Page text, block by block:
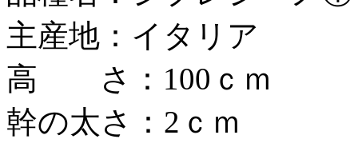
主産地：イタリア
高 さ：100ｃｍ
幹の太さ：2ｃｍ